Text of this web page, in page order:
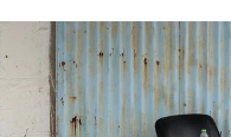
sport
berlin
nord